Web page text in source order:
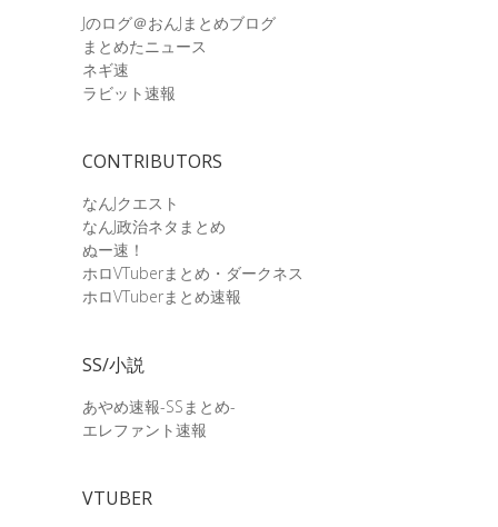
Jのログ＠おんJまとめブログ
まとめたニュース
ネギ速
ラビット速報
CONTRIBUTORS
なんJクエスト
なんJ政治ネタまとめ
ぬー速！
ホロVTuberまとめ・ダークネス
ホロVTuberまとめ速報
SS/小説
あやめ速報-SSまとめ-
エレファント速報
VTUBER